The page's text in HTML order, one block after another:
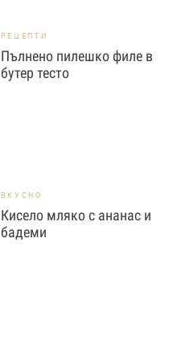
РЕЦЕПТИ
Пълнено пилешко филе в
бутер тесто
ВКУСНО
Кисело мляко с ананас и
бадеми